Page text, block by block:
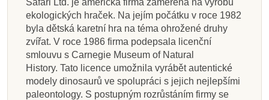
ekologických hraček. Na jejím počátku v roce 1982
byla dětská karetní hra na téma ohrožené druhy
zvířat. V roce 1986 firma podepsala licenční
smlouvu s Carnegie Museum of Natural
History. Tato licence umožnila vyrábět autentické
modely dinosaurů ve spolupráci s jejich nejlepšími
paleontology. S postupným rozrůstáním firmy se